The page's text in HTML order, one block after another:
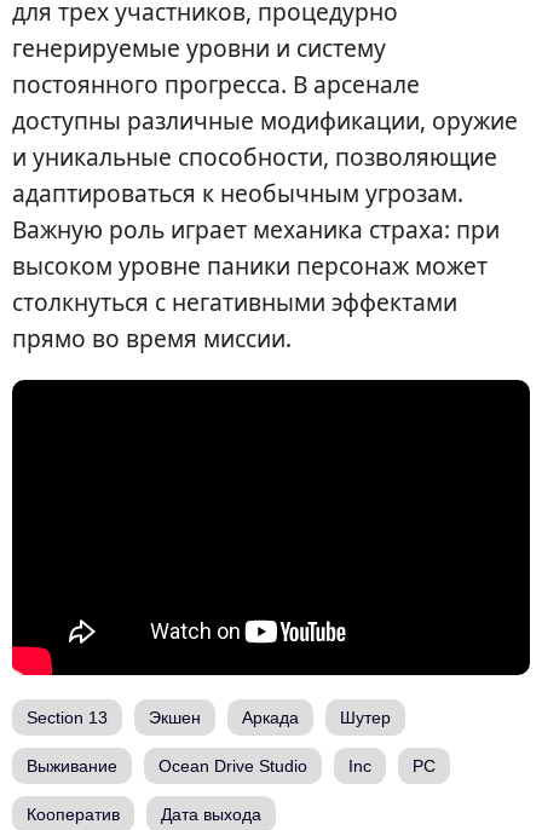
для трех участников, процедурно
генерируемые уровни и систему
постоянного прогресса. В арсенале
доступны различные модификации, оружие
и уникальные способности, позволяющие
адаптироваться к необычным угрозам.
Важную роль играет механика страха: при
высоком уровне паники персонаж может
столкнуться с негативными эффектами
прямо во время миссии.
Section 13 Экшен Аркада Шутер
Выживание Ocean Drive Studio Inc PC
Кооператив Дата выхода